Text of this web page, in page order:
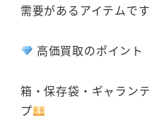
需要があるアイテムです
高価買取のポイント
箱・保存袋・ギャラン
プ